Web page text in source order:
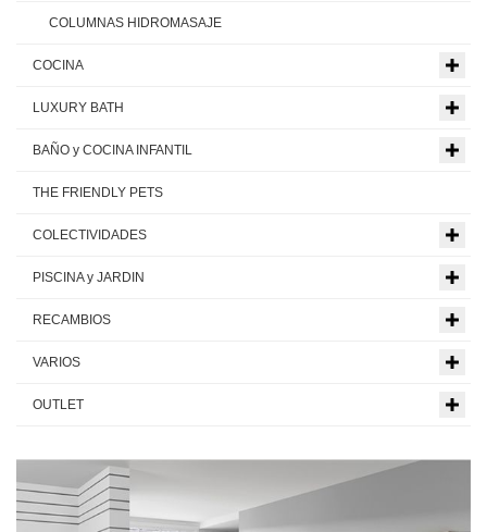
COLUMNAS HIDROMASAJE
COCINA
LUXURY BATH
BAÑO y COCINA INFANTIL
THE FRIENDLY PETS
COLECTIVIDADES
PISCINA y JARDIN
RECAMBIOS
VARIOS
OUTLET